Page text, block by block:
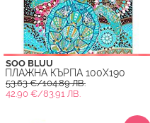
SOO BLUU
ПЛАЖНА КЪРПА 100X190
53.63 €/104.89 ЛВ.
42.90 €/83.91 ЛВ.